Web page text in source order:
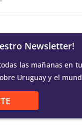
Newsletter!
las mañanas en
Uruguay y el